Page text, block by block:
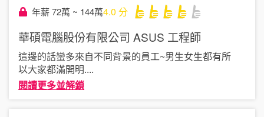
年薪 72萬 ~ 144萬4.0 分
華碩電腦股份有限公司 ASUS 工程師
這邊的話蠻多來自不同背景的員工~男生女生都有所
以大家都滿開明....
閱讀更多並解鎖